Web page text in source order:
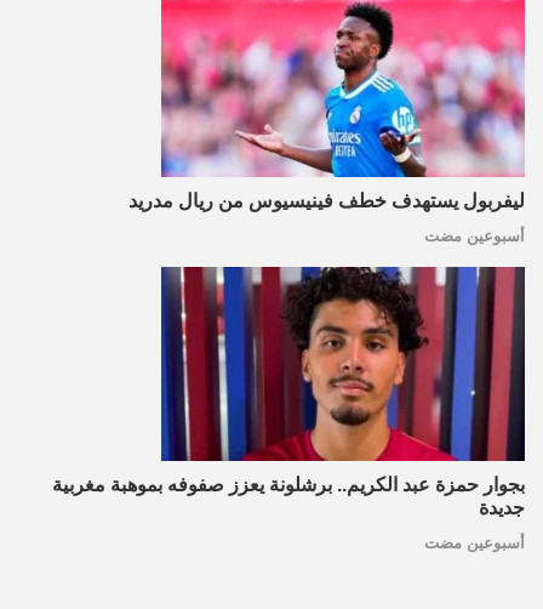
ليفربول يستهدف خطف فينيسيوس من ريال مدريد
أسبوعين مضت
بجوار حمزة عبد الكريم.. برشلونة يعزز صفوفه بموهبة مغربية
جديدة
أسبوعين مضت